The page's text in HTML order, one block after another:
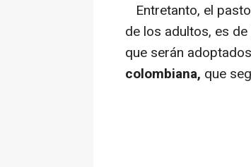
Entretanto, el
de los adultos, es
que serán
colombiana, que